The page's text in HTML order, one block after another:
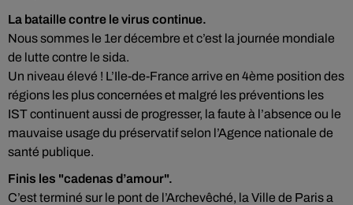
La bataille contre le virus continue.
Nous sommes le 1er décembre et c’est la journée mondiale
de lutte contre le sida.
Un niveau élevé ! L’Ile-de-France arrive en 4ème position des
régions les plus concernées et malgré les préventions les
IST continuent aussi de progresser, la faute à l’absence ou le
mauvaise usage du préservatif selon l’Agence nationale de
santé publique.
Finis les "cadenas d’amour".
C’est terminé sur le pont de l’Archevêché, la Ville de Paris a